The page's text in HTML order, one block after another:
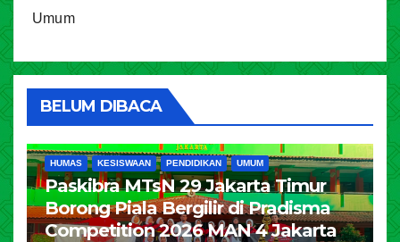
Umum
BELUM DIBACA
HUMAS KESISWAAN PENDIDIKAN UMUM
Paskibra MTsN 29 Jakarta Timur
Borong Piala Bergilir di Pradisma
Competition 2026 MAN 4 Jakarta